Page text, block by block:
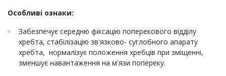
Особливі ознаки:
Забезпечує середню фіксацію поперекового відділу
хребта, стабілізацію зв'язково- суглобного апарату
хребта, нормалізує положення хребців при зміщенні,
зменшує навантаження на м'язи попереку.